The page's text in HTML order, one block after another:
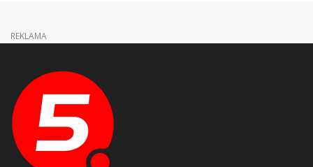
REKLAMA